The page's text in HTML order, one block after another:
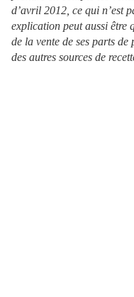
d’avril 2012, ce qui n’est
explication peut aussi être
de la vente de ses parts
des autres sources de